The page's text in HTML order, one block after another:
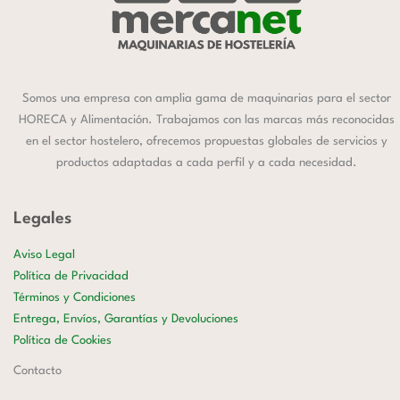
Somos una empresa con amplia gama de maquinarias para el sector
HORECA y Alimentación. Trabajamos con las marcas más reconocidas
en el sector hostelero, ofrecemos propuestas globales de servicios y
productos adaptadas a cada perfil y a cada necesidad.
Legales
Aviso Legal
Política de Privacidad
Términos y Condiciones
Entrega, Envíos, Garantías y Devoluciones
Política de Cookies
Contacto